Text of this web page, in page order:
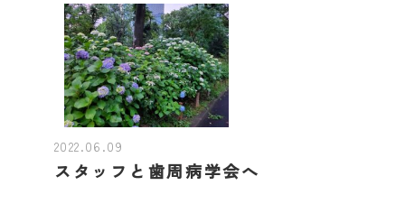
2022.06.09
スタッフと歯周病学会へ